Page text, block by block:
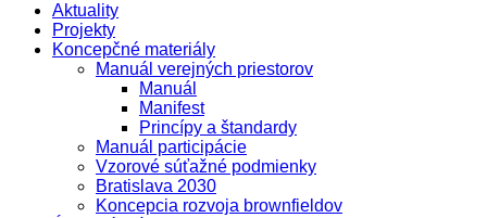
Aktuality
Projekty
Koncepčné materiály
Manuál verejných priestorov
Manuál
Manifest
Princípy a štandardy
Manuál participácie
Vzorové súťažné podmienky
Bratislava 2030
Koncepcia rozvoja brownfieldov